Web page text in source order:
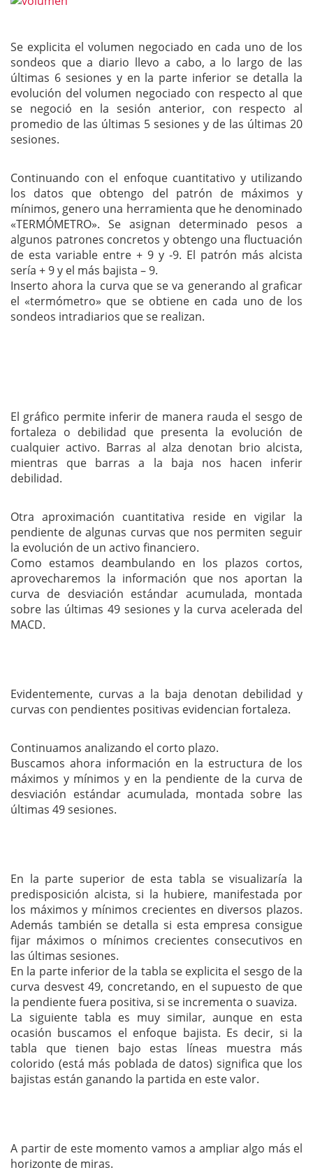
Se explicita el volumen negociado en cada uno de los
sondeos que a diario llevo a cabo, a lo largo de las
últimas 6 sesiones y en la parte inferior se detalla la
evolución del volumen negociado con respecto al que
se negoció en la sesión anterior, con respecto al
promedio de las últimas 5 sesiones y de las últimas 20
sesiones.
Continuando con el enfoque cuantitativo y utilizando
los datos que obtengo del patrón de máximos y
mínimos, genero una herramienta que he denominado
«TERMÓMETRO». Se asignan determinado pesos a
algunos patrones concretos y obtengo una fluctuación
de esta variable entre + 9 y -9. El patrón más alcista
sería + 9 y el más bajista – 9.
Inserto ahora la curva que se va generando al graficar
el «termómetro» que se obtiene en cada uno de los
sondeos intradiarios que se realizan.
El gráfico permite inferir de manera rauda el sesgo de
fortaleza o debilidad que presenta la evolución de
cualquier activo. Barras al alza denotan brio alcista,
mientras que barras a la baja nos hacen inferir
debilidad.
Otra aproximación cuantitativa reside en vigilar la
pendiente de algunas curvas que nos permiten seguir
la evolución de un activo financiero.
Como estamos deambulando en los plazos cortos,
aprovecharemos la información que nos aportan la
curva de desviación estándar acumulada, montada
sobre las últimas 49 sesiones y la curva acelerada del
MACD.
Evidentemente, curvas a la baja denotan debilidad y
curvas con pendientes positivas evidencian fortaleza.
Continuamos analizando el corto plazo.
Buscamos ahora información en la estructura de los
máximos y mínimos y en la pendiente de la curva de
desviación estándar acumulada, montada sobre las
últimas 49 sesiones.
En la parte superior de esta tabla se visualizaría la
predisposición alcista, si la hubiere, manifestada por
los máximos y mínimos crecientes en diversos plazos.
Además también se detalla si esta empresa consigue
fijar máximos o mínimos crecientes consecutivos en
las últimas sesiones.
En la parte inferior de la tabla se explicita el sesgo de la
curva desvest 49, concretando, en el supuesto de que
la pendiente fuera positiva, si se incrementa o suaviza.
La siguiente tabla es muy similar, aunque en esta
ocasión buscamos el enfoque bajista. Es decir, si la
tabla que tienen bajo estas líneas muestra más
colorido (está más poblada de datos) significa que los
bajistas están ganando la partida en este valor.
A partir de este momento vamos a ampliar algo más el
horizonte de miras.